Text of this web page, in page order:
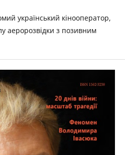
український кінооператор,
аеророзвідки з позивним